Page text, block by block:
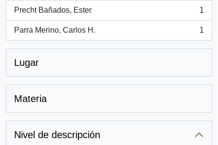
Precht Bañados, Ester
, 1 resultados
1
Parra Merino, Carlos H.
, 1 resultados
1
Lugar
Materia
Nivel de descripción